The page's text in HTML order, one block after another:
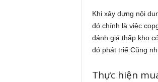
Khi xây dựng nội
đó chính là việc
đánh giá thấp kho
đó phát triể Cũng
Thực hiện